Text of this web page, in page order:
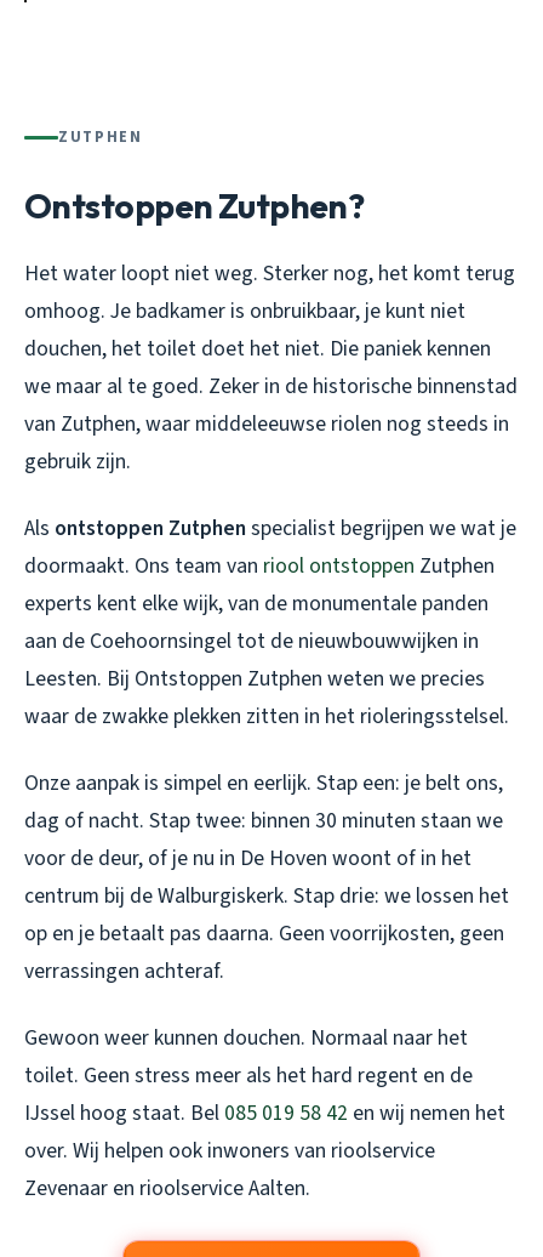
ZUTPHEN
Ontstoppen Zutphen?
Het water loopt niet weg. Sterker nog, het komt terug
omhoog. Je badkamer is onbruikbaar, je kunt niet
douchen, het toilet doet het niet. Die paniek kennen
we maar al te goed. Zeker in de historische binnenstad
van Zutphen, waar middeleeuwse riolen nog steeds in
gebruik zijn.
Als ontstoppen Zutphen specialist begrijpen we wat je
doormaakt. Ons team van riool ontstoppen Zutphen
experts kent elke wijk, van de monumentale panden
aan de Coehoornsingel tot de nieuwbouwwijken in
Leesten. Bij Ontstoppen Zutphen weten we precies
waar de zwakke plekken zitten in het rioleringsstelsel.
Onze aanpak is simpel en eerlijk. Stap een: je belt ons,
dag of nacht. Stap twee: binnen 30 minuten staan we
voor de deur, of je nu in De Hoven woont of in het
centrum bij de Walburgiskerk. Stap drie: we lossen het
op en je betaalt pas daarna. Geen voorrijkosten, geen
verrassingen achteraf.
Gewoon weer kunnen douchen. Normaal naar het
toilet. Geen stress meer als het hard regent en de
IJssel hoog staat. Bel 085 019 58 42 en wij nemen het
over. Wij helpen ook inwoners van rioolservice
Zevenaar en rioolservice Aalten.